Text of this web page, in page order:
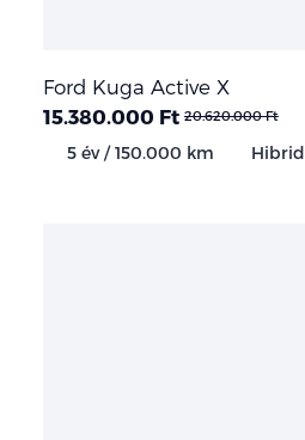
Ford Kuga Active X
15.380.000 Ft 20.620.000 Ft
5 év / 150.000 km Hibrid